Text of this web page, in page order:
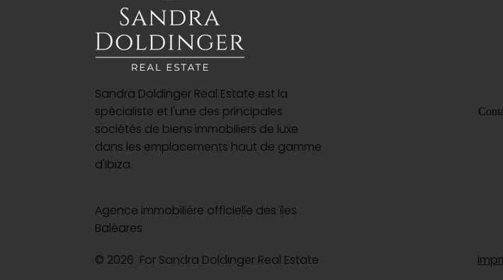
Sandra Doldinger Real Estate est la
spécialiste et l'une des principales
sociétés de biens immobiliers de luxe
dans les emplacements haut de gamme
d'Ibiza.
Agence immobilière officielle des îles
Baléares
© 2026 For Sandra Doldinger Real Estate